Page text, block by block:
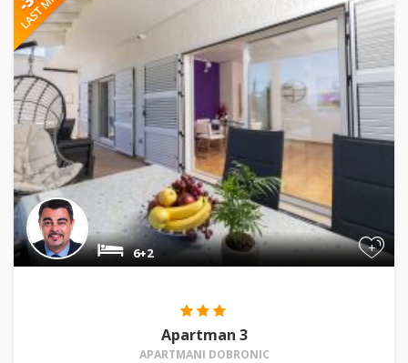
+
6+2
Apartman 3
APARTMANI DOBRONIC